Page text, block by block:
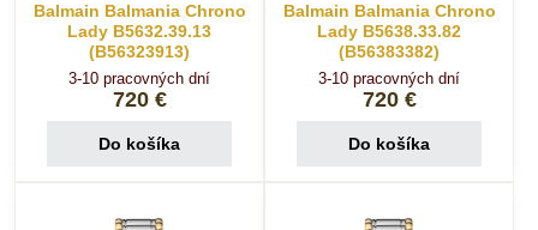
Balmain Balmania Chrono
Lady B5632.39.13
(B56323913)
3-10 pracovných dní
720 €
Do košíka
Balmain Balmania Chrono
Lady B5638.33.82
(B56383382)
3-10 pracovných dní
720 €
Do košíka